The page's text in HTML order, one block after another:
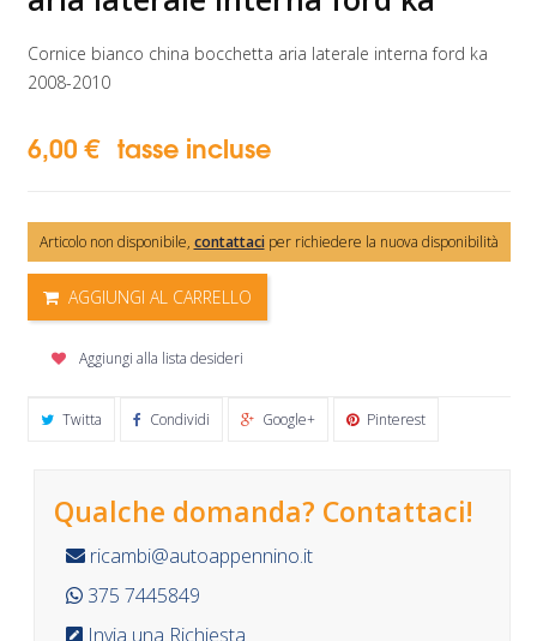
Cornice bianco china bocchetta aria laterale interna ford ka
2008-2010
6,00 € tasse incluse
Articolo non disponibile, contattaciper richiedere la nuova disponibilità
AGGIUNGI AL CARRELLO
Aggiungi alla lista desideri
Twitta Condividi Google+ Pinterest
Qualche domanda? Contattaci!
ricambi@autoappennino.it
375 7445849
Invia una Richiesta